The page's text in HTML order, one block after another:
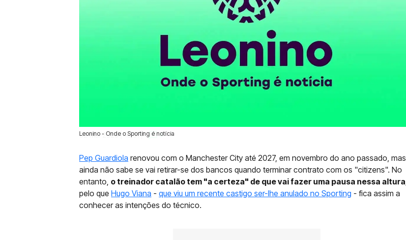
Leonino - Onde o Sporting é notícia
02 Mai 2025 | 18:51 | 0
Pep Guardiola renovou com o Manchester City até 2027, em novembro do ano passado, mas
ainda não sabe se vai retirar-se dos bancos quando terminar contrato com os "citizens". No
entanto, o treinador catalão tem "a certeza" de que vai fazer uma pausa nessa altura
pelo que Hugo Viana - que viu um recente castigo ser-lhe anulado no Sporting - fica assim a
conhecer as intenções do técnico.